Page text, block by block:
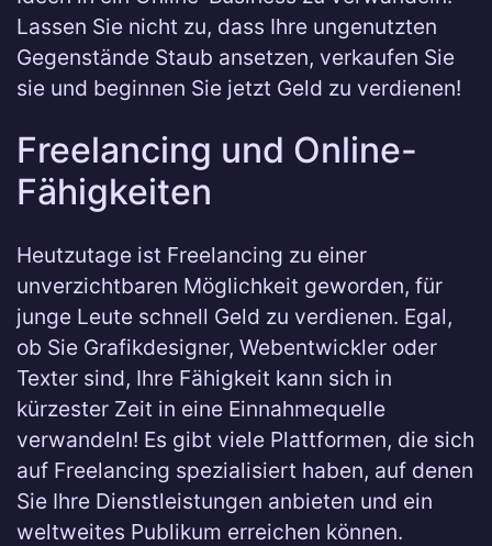
Lassen Sie nicht zu, dass Ihre ungenutzten
Gegenstände Staub ansetzen, verkaufen Sie
sie und beginnen Sie jetzt Geld zu verdienen!
Freelancing und Online-
Fähigkeiten
Heutzutage ist Freelancing zu einer
unverzichtbaren Möglichkeit geworden, für
junge Leute schnell Geld zu verdienen. Egal,
ob Sie Grafikdesigner, Webentwickler oder
Texter sind, Ihre Fähigkeit kann sich in
kürzester Zeit in eine Einnahmequelle
verwandeln! Es gibt viele Plattformen, die sich
auf Freelancing spezialisiert haben, auf denen
Sie Ihre Dienstleistungen anbieten und ein
weltweites Publikum erreichen können.